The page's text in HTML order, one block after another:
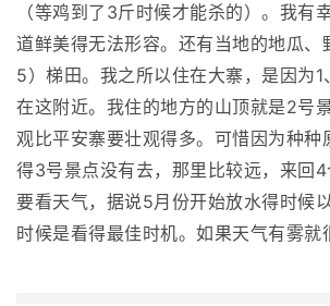
（等鸡到了3斤时候才能杀的）。我有
道鲜美得无法形容。还有当地的地瓜、
5）梯田。我之所以住在大寨，是因为
在这附近。我住的地方的山顶就是2号
观比平安寨要壮观得多。可惜因为种种
得3号景点没有去，那里比较远，来回
要看天气，据说5月份开始放水得时候
时候是看得最佳时机。如果天气有雾就